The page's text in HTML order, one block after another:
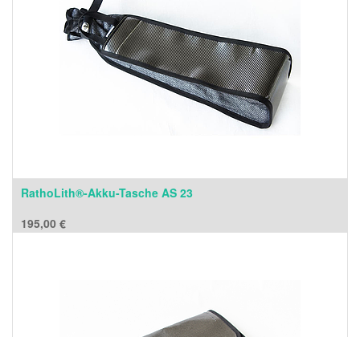
RathoLith®-Akku-Tasche AS 23
195,00 €